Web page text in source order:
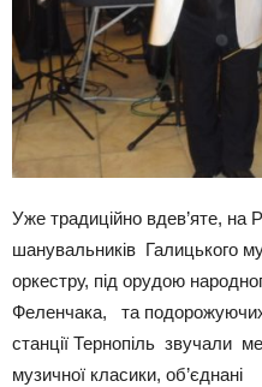
Уже традиційно вдев’яте, на
шанувальників Галицького
оркестру, під орудою
Феленчака, та
станції Тернопіль звучали
музичної класики,